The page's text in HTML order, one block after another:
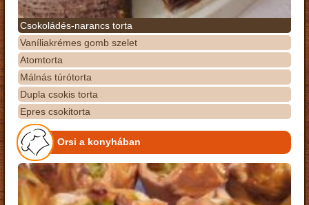
Csokoládés-narancs torta
Vaníliakrémes gomb szelet
Atomtorta
Málnás túrótorta
Dupla csokis torta
Epres csokitorta
Orsi a konyhában